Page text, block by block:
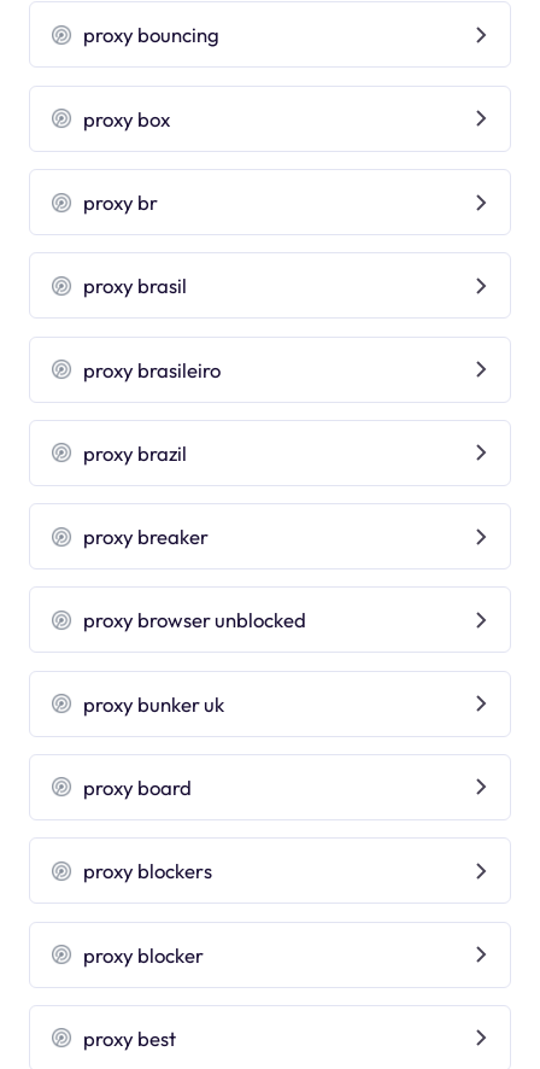
proxy bouncing
proxy box
proxy br
proxy brasil
proxy brasileiro
proxy brazil
proxy breaker
proxy browser unblocked
proxy bunker uk
proxy board
proxy blockers
proxy blocker
proxy best